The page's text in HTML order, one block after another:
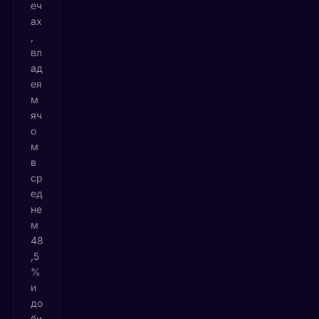
еч
ах
вл
ад
ея
м
яч
о
м
в
ср
ед
не
м
48
,5
%
и
до